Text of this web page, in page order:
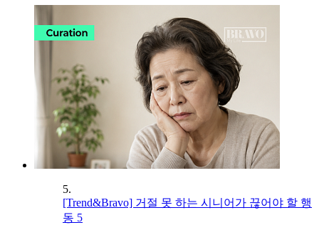
5.
[Trend&Bravo] 거절 못 하는 시니어가 끊어야 할 행
동 5